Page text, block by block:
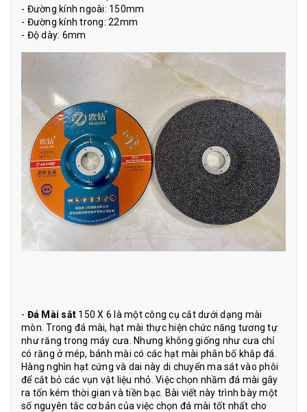
- Đường kính ngoài: 150mm
- Đường kính trong: 22mm
- Độ dày: 6mm
- Đá Mài sắt 150 X 6 là một công cụ cắt dưới dạng mài
mòn. Trong đá mài, hạt mài thực hiện chức năng tương tự
như răng trong máy cưa. Nhưng không giống như cưa chỉ
có răng ở mép, bánh mài có các hạt mài phân bố khắp đá.
Hàng nghìn hạt cứng và dai này di chuyển ma sát vào phôi
để cắt bỏ các vụn vật liệu nhỏ. Việc chọn nhầm đá mài gây
ra tốn kém thời gian và tiền bạc. Bài viết này trình bày một
số nguyên tắc cơ bản của việc chọn đá mài tốt nhất cho